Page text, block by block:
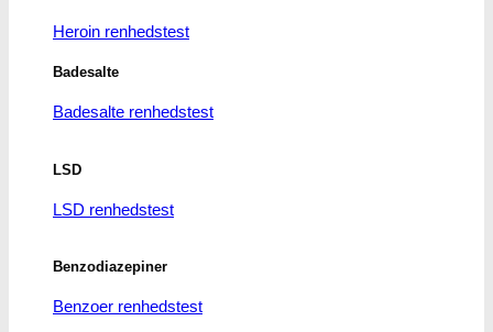
Heroin renhedstest
Badesalte
Badesalte renhedstest
LSD
LSD renhedstest
Benzodiazepiner
Benzoer renhedstest